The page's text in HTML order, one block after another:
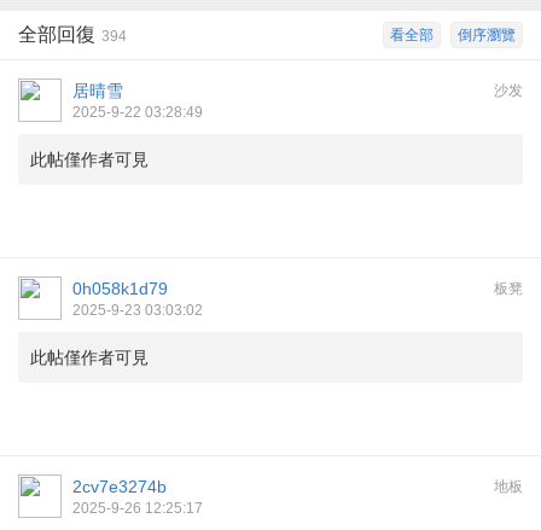
倒序瀏覽
看全部
全部回復 394
沙发
居晴雪
2025-9-22 03:28:49
此帖僅作者可見
板凳
0h058k1d79
2025-9-23 03:03:02
此帖僅作者可見
地板
2cv7e3274b
2025-9-26 12:25:17